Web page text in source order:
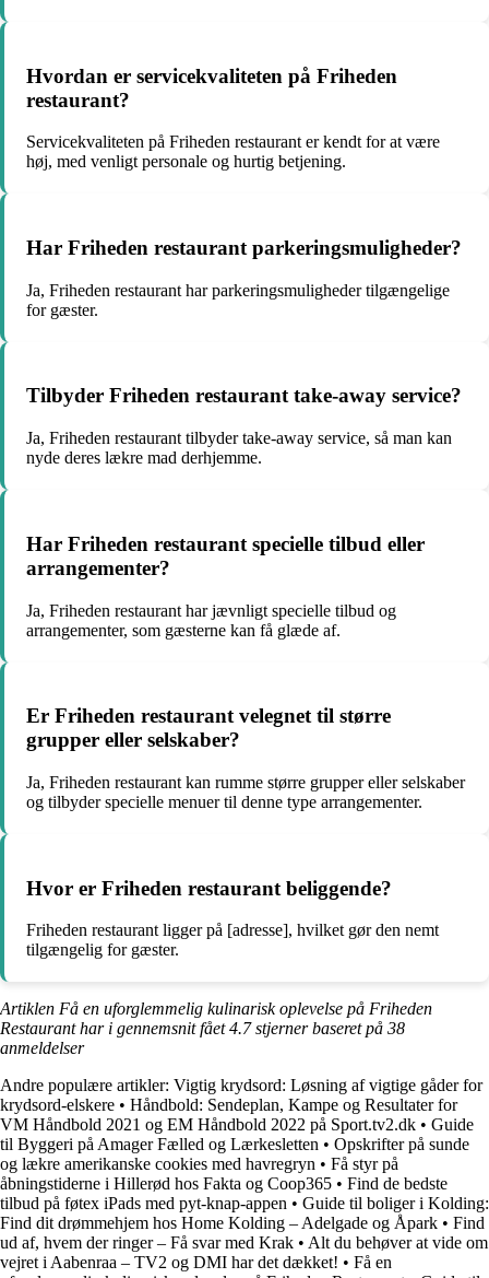
Hvordan er servicekvaliteten på Friheden
restaurant?
Servicekvaliteten på Friheden restaurant er kendt for at være
høj, med venligt personale og hurtig betjening.
Har Friheden restaurant parkeringsmuligheder?
Ja, Friheden restaurant har parkeringsmuligheder tilgængelige
for gæster.
Tilbyder Friheden restaurant take-away service?
Ja, Friheden restaurant tilbyder take-away service, så man kan
nyde deres lækre mad derhjemme.
Har Friheden restaurant specielle tilbud eller
arrangementer?
Ja, Friheden restaurant har jævnligt specielle tilbud og
arrangementer, som gæsterne kan få glæde af.
Er Friheden restaurant velegnet til større
grupper eller selskaber?
Ja, Friheden restaurant kan rumme større grupper eller selskaber
og tilbyder specielle menuer til denne type arrangementer.
Hvor er Friheden restaurant beliggende?
Friheden restaurant ligger på [adresse], hvilket gør den nemt
tilgængelig for gæster.
Artiklen Få en uforglemmelig kulinarisk oplevelse på Friheden
Restaurant har i gennemsnit fået4.7stjerner baseret på 38
anmeldelser
Andre populære artikler: Vigtig krydsord: Løsning af vigtige gåder for
krydsord-elskere • Håndbold: Sendeplan, Kampe og Resultater for
VM Håndbold 2021 og EM Håndbold 2022 på Sport.tv2.dk • Guide
til Byggeri på Amager Fælled og Lærkesletten • Opskrifter på sunde
og lækre amerikanske cookies med havregryn • Få styr på
åbningstiderne i Hillerød hos Fakta og Coop365 • Find de bedste
tilbud på føtex iPads med pyt-knap-appen • Guide til boliger i Kolding:
Find dit drømmehjem hos Home Kolding – Adelgade og Åpark • Find
ud af, hvem der ringer – Få svar med Krak • Alt du behøver at vide om
vejret i Aabenraa – TV2 og DMI har det dækket! • Få en